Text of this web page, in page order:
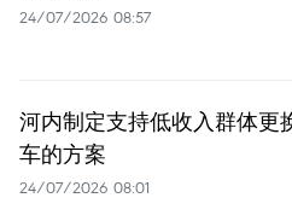
24/07/2026 08:57
河内制定支持低收入群体更
车的方案
24/07/2026 08:01